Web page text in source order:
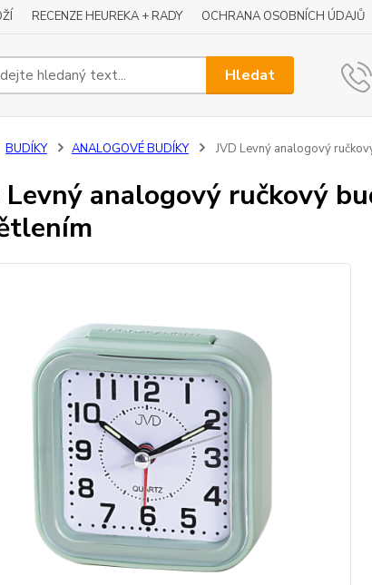
RECENZE HEUREKA + RADY OCHRANA OSOBNÍCH ÚDAJŮ
Hledat
BUDÍKY ANALOGOVÉ BUDÍKY JVD Levný analogový
Levný analogový ručkový